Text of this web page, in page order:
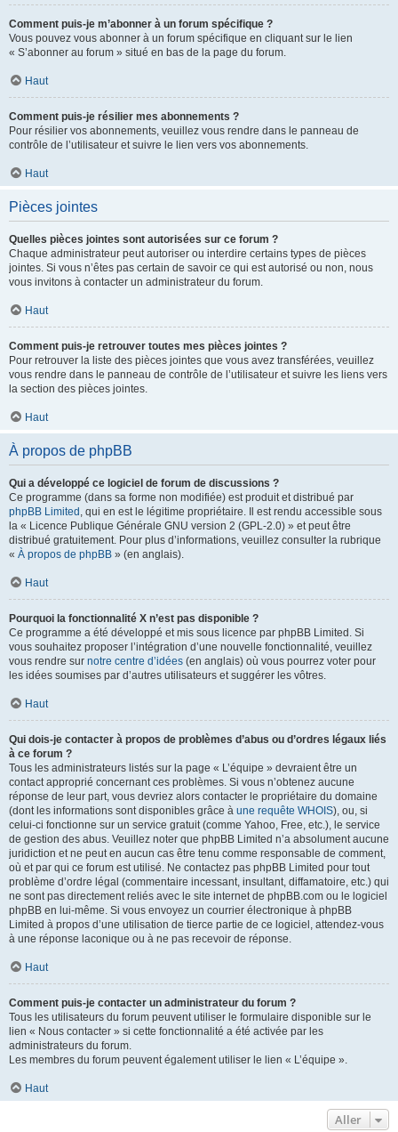
Comment puis-je m’abonner à un forum spécifique ?
Vous pouvez vous abonner à un forum spécifique en cliquant sur le lien
« S’abonner au forum » situé en bas de la page du forum.
Haut
Comment puis-je résilier mes abonnements ?
Pour résilier vos abonnements, veuillez vous rendre dans le panneau de
contrôle de l’utilisateur et suivre le lien vers vos abonnements.
Haut
Pièces jointes
Quelles pièces jointes sont autorisées sur ce forum ?
Chaque administrateur peut autoriser ou interdire certains types de pièces
jointes. Si vous n’êtes pas certain de savoir ce qui est autorisé ou non, nous
vous invitons à contacter un administrateur du forum.
Haut
Comment puis-je retrouver toutes mes pièces jointes ?
Pour retrouver la liste des pièces jointes que vous avez transférées, veuillez
vous rendre dans le panneau de contrôle de l’utilisateur et suivre les liens vers
la section des pièces jointes.
Haut
À propos de phpBB
Qui a développé ce logiciel de forum de discussions ?
Ce programme (dans sa forme non modifiée) est produit et distribué par
phpBB Limited , qui en est le légitime propriétaire. Il est rendu accessible sous
la « Licence Publique Générale GNU version 2 (GPL-2.0) » et peut être
distribué gratuitement. Pour plus d’informations, veuillez consulter la rubrique
« À propos de phpBB » (en anglais).
Haut
Pourquoi la fonctionnalité X n’est pas disponible ?
Ce programme a été développé et mis sous licence par phpBB Limited. Si
vous souhaitez proposer l’intégration d’une nouvelle fonctionnalité, veuillez
vous rendre sur notre centre d’idées (en anglais) où vous pourrez voter pour
les idées soumises par d’autres utilisateurs et suggérer les vôtres.
Haut
Qui dois-je contacter à propos de problèmes d’abus ou d’ordres légaux liés
à ce forum ?
Tous les administrateurs listés sur la page « L’équipe » devraient être un
contact approprié concernant ces problèmes. Si vous n’obtenez aucune
réponse de leur part, vous devriez alors contacter le propriétaire du domaine
(dont les informations sont disponibles grâce à une requête WHOIS), ou, si
celui-ci fonctionne sur un service gratuit (comme Yahoo, Free, etc.), le service
de gestion des abus. Veuillez noter que phpBB Limited n’a absolument aucune
juridiction et ne peut en aucun cas être tenu comme responsable de comment,
où et par qui ce forum est utilisé. Ne contactez pas phpBB Limited pour tout
problème d’ordre légal (commentaire incessant, insultant, diffamatoire, etc.) qui
ne sont pas directement reliés avec le site internet de phpBB.com ou le logiciel
phpBB en lui-même. Si vous envoyez un courrier électronique à phpBB
Limited à propos d’une utilisation de tierce partie de ce logiciel, attendez-vous
à une réponse laconique ou à ne pas recevoir de réponse.
Haut
Comment puis-je contacter un administrateur du forum ?
Tous les utilisateurs du forum peuvent utiliser le formulaire disponible sur le
lien « Nous contacter » si cette fonctionnalité a été activée par les
administrateurs du forum.
Les membres du forum peuvent également utiliser le lien « L’équipe ».
Haut
Aller